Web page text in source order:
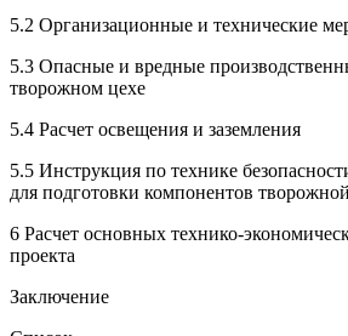
5.2 Организационные и технические
5.3 Опасные и вредные
творожном цехе
5.4 Расчет освещения и заземления
5.5 Инструкция по технике
для подготовки компонентов
6 Расчет основных технико-
проекта